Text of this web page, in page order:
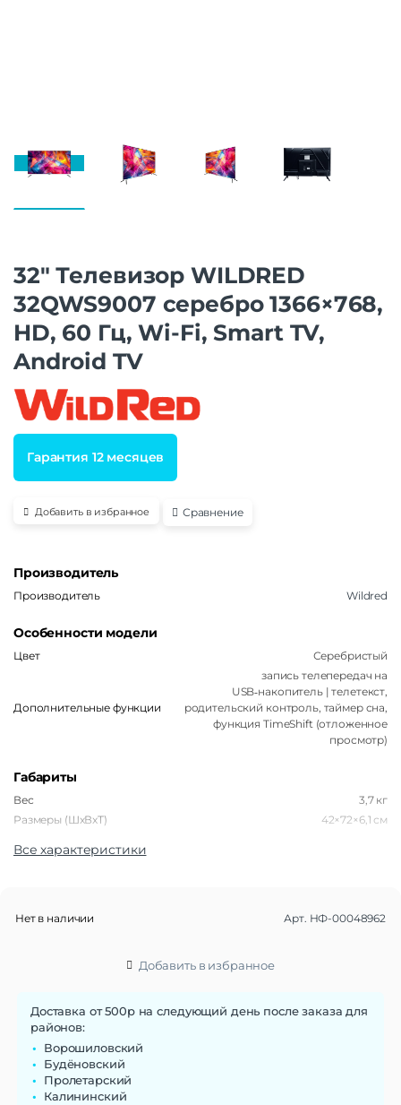
32″ Телевизор WILDRED
32QWS9007 серебро 1366×768,
HD, 60 Гц, Wi-Fi, Smart TV,
Android TV
Гарантия 12 месяцев
Добавить в избранное Сравнение
Производитель
Производитель Wildred
Особенности модели
Цвет Серебристый
Дополнительные функции
запись телепередач на
USB‑накопитель | телетекст,
родительский контроль, таймер сна,
функция TimeShift (отложенное
просмотр)
Габариты
Вес
3,7 кг
Размеры (ШxВxТ)
42×72×6,1 см
Операционная система
Дисплей
Контрастность
1000:1
Соотношение сторон
Яркость
Подсветка
Угол обзора
Все характеристики
Нет в наличии Арт. НФ-00048962
Добавить в избранное
Доставка от 500р на следующий день после заказа для
районов:
Ворошиловский
Будёновский
Пролетарский
Калининский